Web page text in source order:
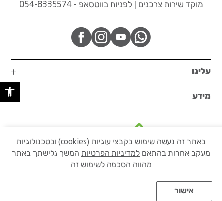
מוקד שירות צרכנים | לפניות בווטסאפ - 054-8335574
עלינו
מידע
בקרו באתר הקבוצה שלנו
Developed by Matat Technologies ltd
באתר זה נעשה שימוש בקבצי עוגיות (cookies) ובטכנולוגיות
מעקב אחרות בהתאם למדיניות הפרטיות המשך גלישתך באתר
מהווה הסכמה לשימוש זה
אישור